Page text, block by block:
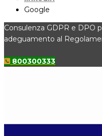
Google
Consulenza GDPR e DPO
adeguamento al
800300333